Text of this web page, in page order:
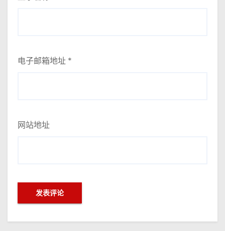
电子邮箱地址 *
网站地址